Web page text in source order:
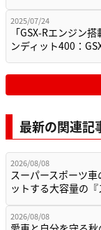
2025/07/24
「GSX-Rエンジン
ンディット400：
最新の関連記
2026/08/08
スーパースポーツ
ットする大容量の
2026/08/08